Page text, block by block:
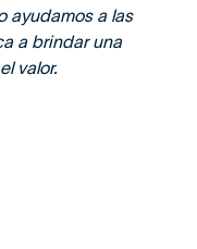
ayudamos a las
a brindar una
valor.